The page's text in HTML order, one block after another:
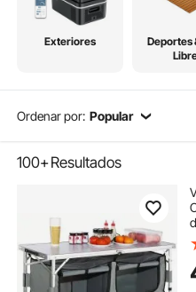
Exteriores
Deportes
Ordenar por: Popular
100+Resultados